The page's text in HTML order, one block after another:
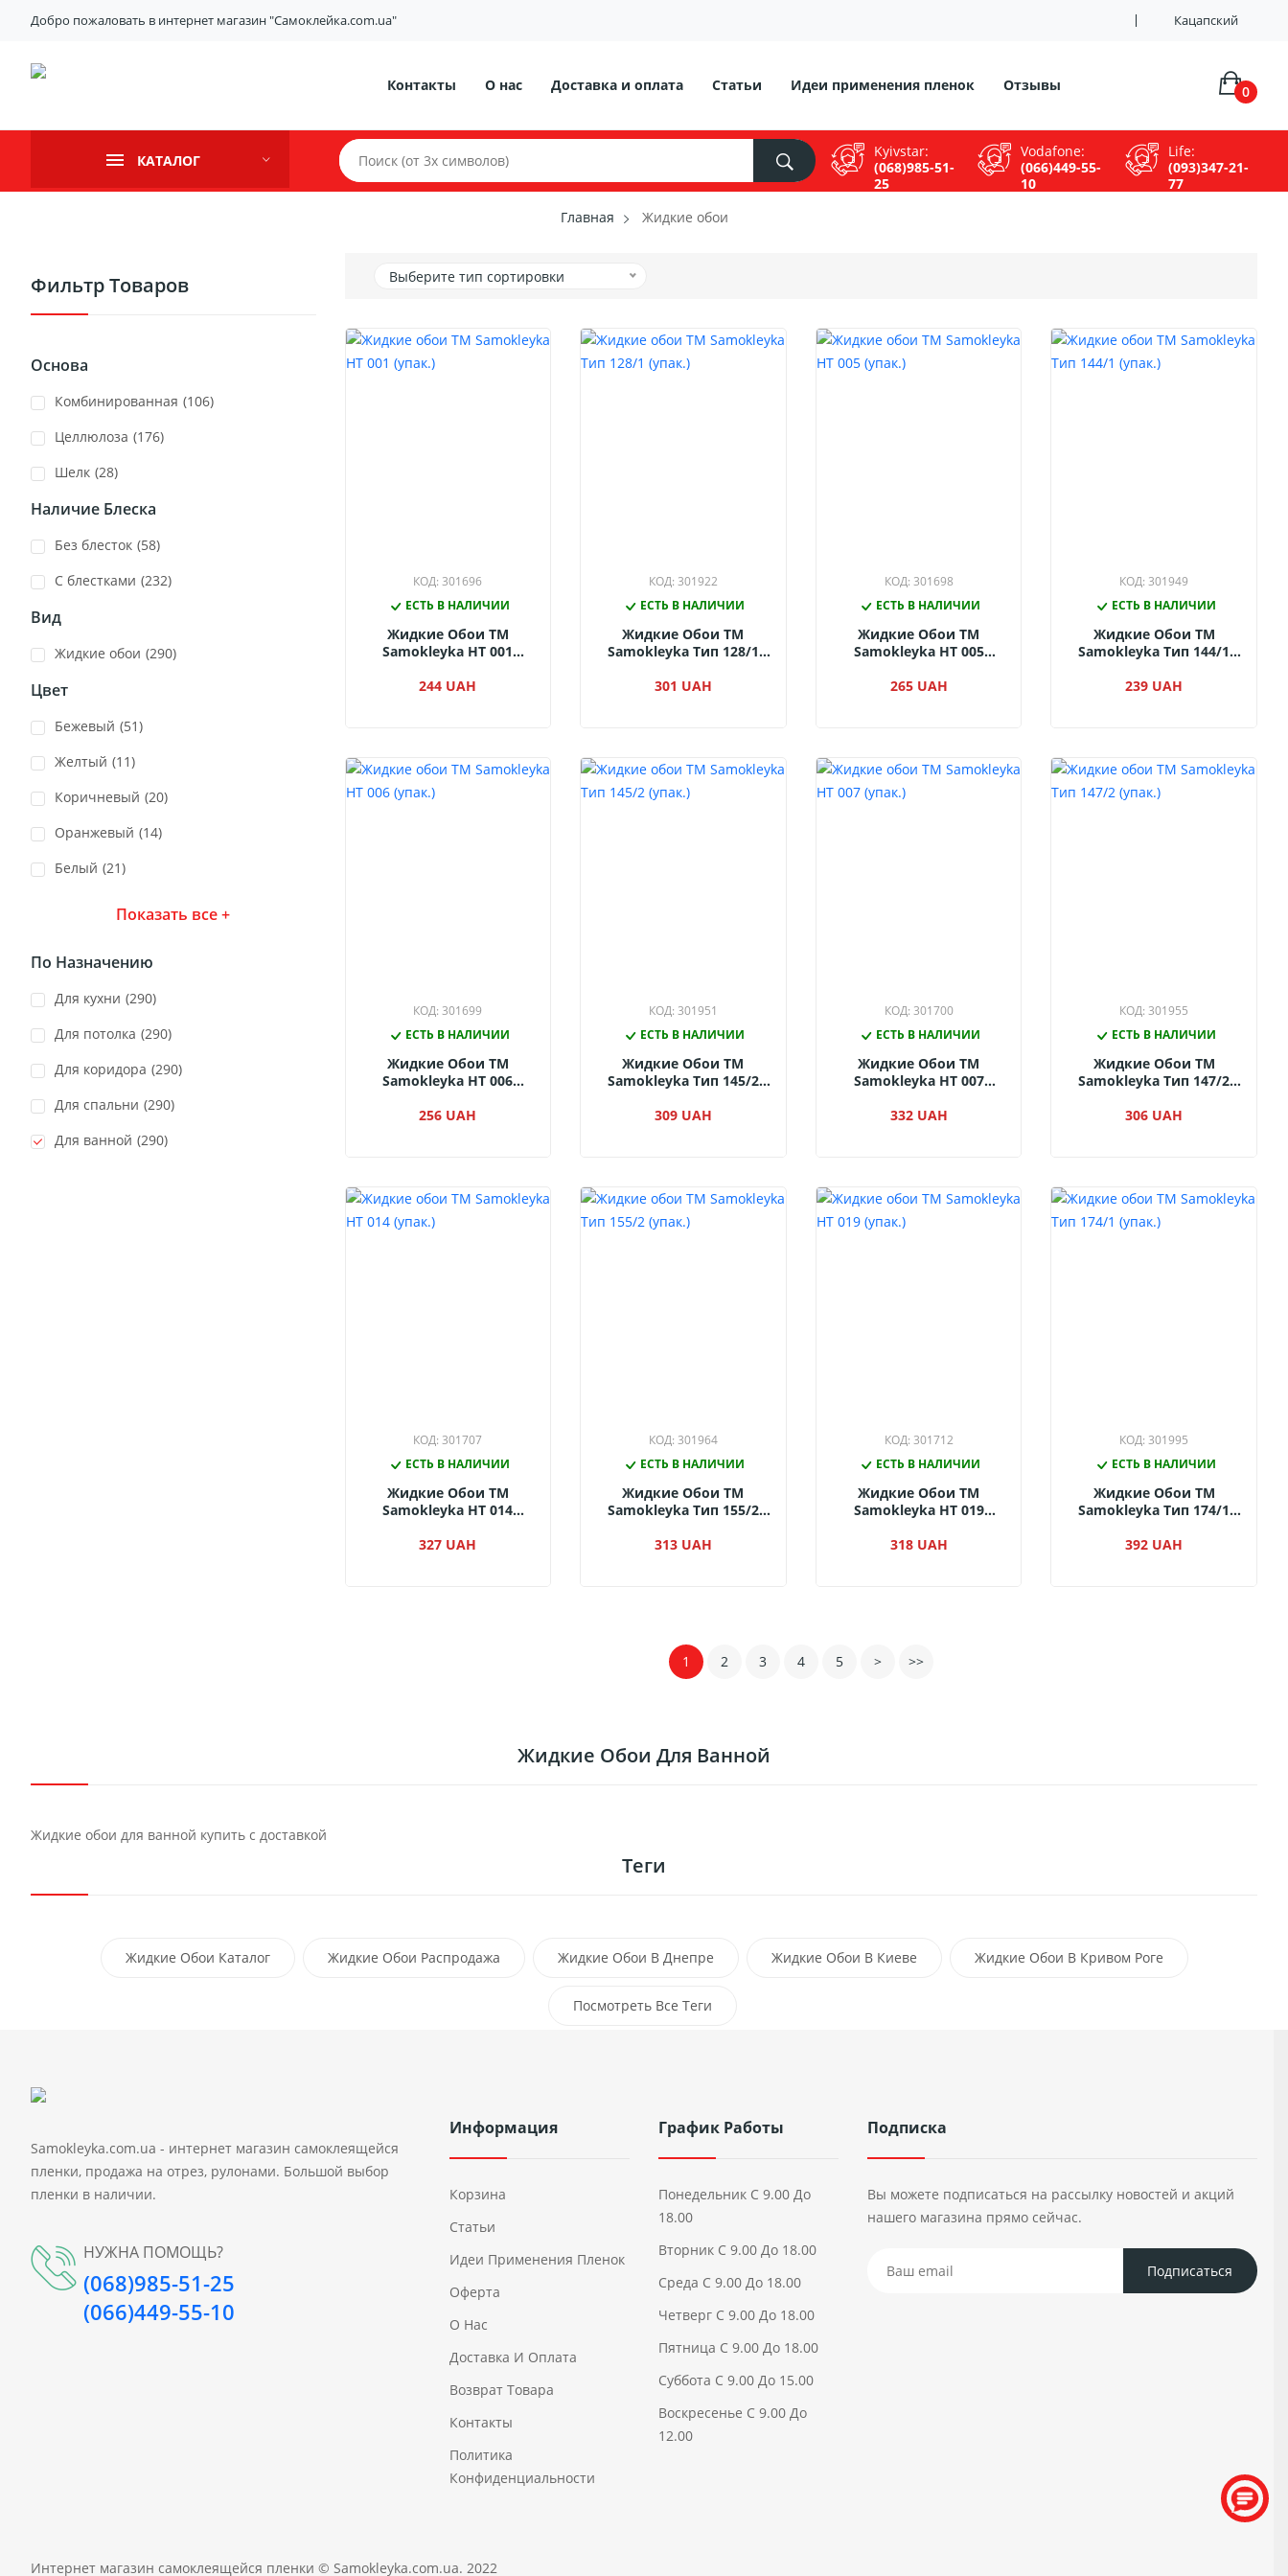
Добро пожаловать в интернет магазин "Самоклейка.com.ua" Кацапский
Контакты О нас Доставка и оплата Статьи Идеи применения пленок Отзывы 0
КАТАЛОГ
Kyivstar:
(068)985-51-
25
Vodafone:
(066)449-55-
10
Life:
(093)347-21-
77
Главная
Жидкие обои
Выберите тип сортировки
КОД: 301696
ЕСТЬ В НАЛИЧИИ
Жидкие Обои ТМ
Samokleyka НТ 001
244 UAH
КОД: 301922
ЕСТЬ В НАЛИЧИИ
Жидкие Обои ТМ
Samokleyka Тип 128/1
301 UAH
КОД: 301698
ЕСТЬ В НАЛИЧИИ
Жидкие Обои ТМ
Samokleyka НТ 005
265 UAH
КОД: 301949
ЕСТЬ В НАЛИЧИИ
Жидкие Обои ТМ
Samokleyka Тип 144/1
239 UAH
КОД: 301699
ЕСТЬ В НАЛИЧИИ
Жидкие Обои ТМ
Samokleyka НТ 006
256 UAH
КОД: 301951
ЕСТЬ В НАЛИЧИИ
Жидкие Обои ТМ
Samokleyka Тип 145/2
309 UAH
КОД: 301700
ЕСТЬ В НАЛИЧИИ
Жидкие Обои ТМ
Samokleyka НТ 007
332 UAH
КОД: 301955
ЕСТЬ В НАЛИЧИИ
Жидкие Обои ТМ
Samokleyka Тип 147/2
306 UAH
КОД: 301707
ЕСТЬ В НАЛИЧИИ
Жидкие Обои ТМ
Samokleyka НТ 014
327 UAH
КОД: 301964
ЕСТЬ В НАЛИЧИИ
Жидкие Обои ТМ
Samokleyka Тип 155/2
313 UAH
КОД: 301712
ЕСТЬ В НАЛИЧИИ
Жидкие Обои ТМ
Samokleyka НТ 019
318 UAH
КОД: 301995
ЕСТЬ В НАЛИЧИИ
Жидкие Обои ТМ
Samokleyka Тип 174/1
392 UAH
1 2 3 4 5 > >>
Фильтр Товаров
Основа
Комбинированная (106)
Целлюлоза (176)
Шелк (28)
Наличие Блеска
Без блесток (58)
С блестками (232)
Вид
Жидкие обои (290)
Цвет
Бежевый (51)
Желтый (11)
Коричневый (20)
Оранжевый (14)
Белый (21)
Показать все +
По Назначению
для кухни (290)
для потолка (290)
для коридора (290)
для спальни (290)
для ванной (290)
Жидкие Обои Для Ванной
Жидкие обои для ванной купить с доставкой
Теги
Жидкие Обои Каталог Жидкие Обои Распродажа Жидкие Обои В Днепре Жидкие Обои В Киеве Жидкие Обои В Кривом Роге
Жидкие Обои Тернополь
Посмотреть Все Теги
Samokleyka.com.ua - интернет магазин самоклеящейся
пленки, продажа на отрез, рулонами. Большой выбор
пленки в наличии.
НУЖНА ПОМОЩЬ?
(068)985-51-25
(066)449-55-10
Информация
Корзина
Статьи
Идеи Применения Пленок
Оферта
О Нас
Доставка И Оплата
Возврат Товара
Контакты
Политика
Конфиденциальности
График Работы
Понедельник С 9.00 До
18.00
Вторник С 9.00 До 18.00
Среда С 9.00 До 18.00
Четверг С 9.00 До 18.00
Пятница С 9.00 До 18.00
Суббота С 9.00 До 15.00
Воскресенье С 9.00 До
12.00
Подписка
Вы можете подписаться на рассылку новостей и акций
нашего магазина прямо сейчас.
Интернет магазин самоклеящейся пленки © Samokleyka.com.ua. 2022